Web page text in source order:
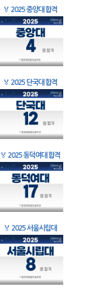
🏅 2025 중앙대 합격
🏅 2025 단국대 합격
🏅 2025 동덕여대 합격
🏅 2025 서울시립대